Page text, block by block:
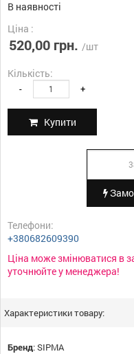
В наявності
Ціна :
520,00 грн. /шт
Кількість:
- +
Купити
Телефони:
+380682609390
Ціна може змінюватися в
уточнюйте у менеджера!
Характеристики товару:
Бренд:SIPMA